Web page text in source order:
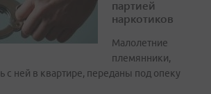
партией
наркотиков
Малолетние
племянники,
с ней в квартире, переданы под опеку